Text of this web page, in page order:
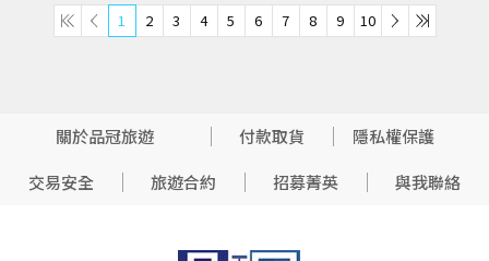
1 2 3 4 5 6 7 8 9 10
關於品冠旅遊 付款取貨
隱私權保護
交易安全
旅遊合約 招募菁英 與我聯絡